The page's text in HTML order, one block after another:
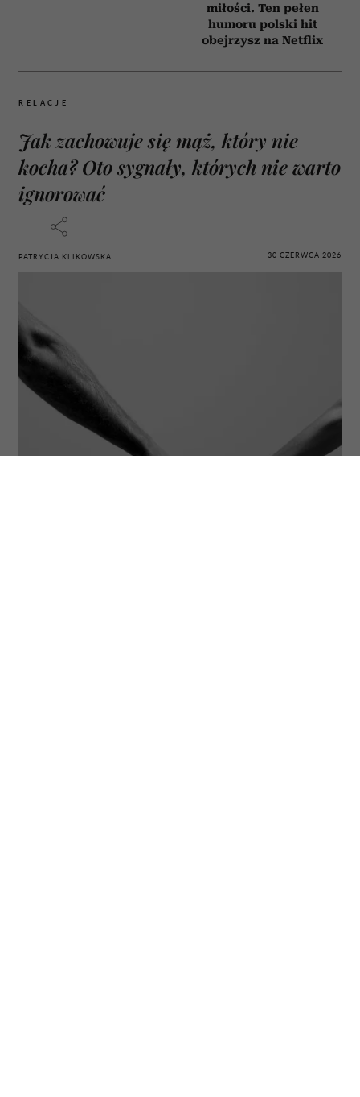
miłości. Ten pełen
humoru polski hit
obejrzysz na Netflix
RELACJE
Jak zachowuje się mąż, który nie
kocha? Oto sygnały, których nie warto
ignorować
PATRYCJA KLIKOWSKA 30 CZERWCA 2026